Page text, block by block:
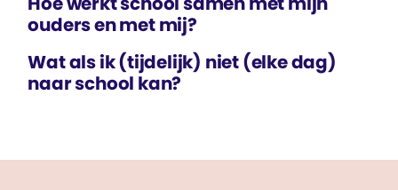
ouders en met mij?
Wat als ik (tijdelijk) niet (elke dag)
naar school kan?